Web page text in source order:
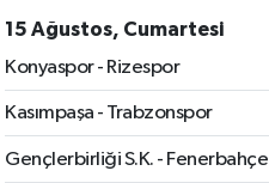
15 Ağustos, Cumartesi
Konyaspor - Rizespor
Kasımpaşa - Trabzonspor
Gençlerbirliği S.K. - Fenerbahçe